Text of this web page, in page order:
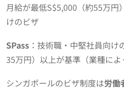
月給が最低S$5,000（約55万円
けのビザ
SPass ：技術職・中堅社員向
35万円）以上が基準（業種によ
シンガポールのビザ制度は労働